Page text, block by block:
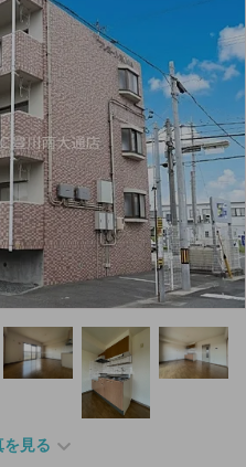
を見る